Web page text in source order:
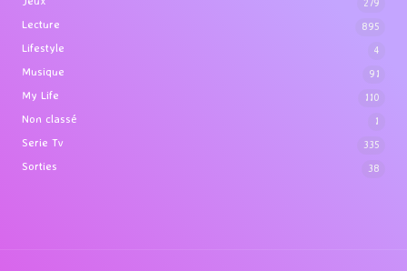
279
Lecture 895
Lifestyle 4
Musique 91
My Life 110
Non classé 1
Serie Tv 335
Sorties 38